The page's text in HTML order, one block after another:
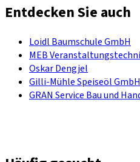
Entdecken Sie auch
Loidl Baumschule GmbH
MEB
Oskar Dengjel
Gilli-Mühle Speiseöl GmbH
GRAN Service Bau und